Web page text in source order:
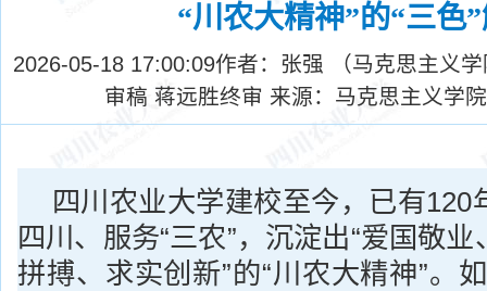
“川农大精神”的“三色
2026-05-18 17:00:09作者：张强 （马克思主义
审稿 蒋远胜终审 来源：马克思主义学
四川农业大学建校至今，已有120
四川、服务“三农”，沉淀出“爱国敬
拼搏、求实创新”的“川农大精神”。